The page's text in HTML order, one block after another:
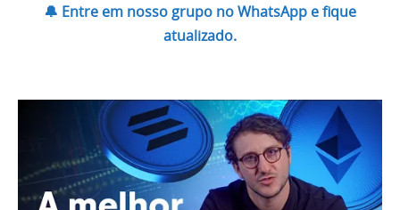
🔔 Entre em nosso grupo no WhatsApp e fique
atualizado.